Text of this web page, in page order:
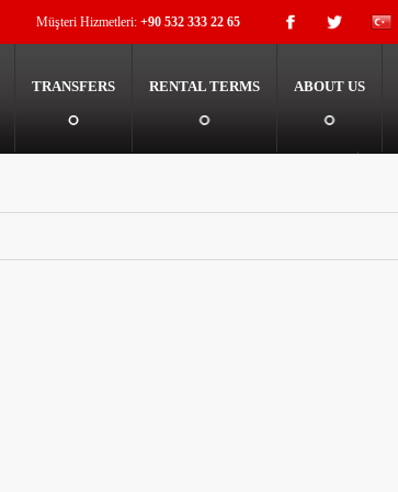
Müşteri Hizmetleri: +90 532 333 22 65
TRANSFERS RENTAL TERMS ABOUT US